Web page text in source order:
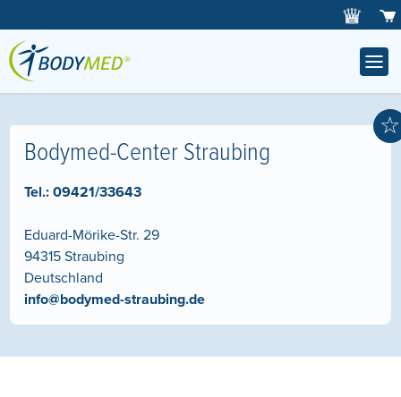
☆
Bodymed-Center Straubing
Tel.:09421/33643
Eduard-Mörike-Str. 29
94315 Straubing
Deutschland
info@bodymed-straubing.de